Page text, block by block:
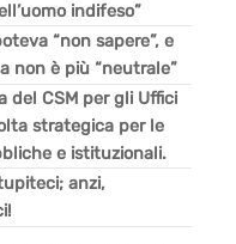
indifeso”
“non sapere”, e
non è più “neutrale”
del CSM per gli Uffici
strategica per le
e istituzionali.
anzi,